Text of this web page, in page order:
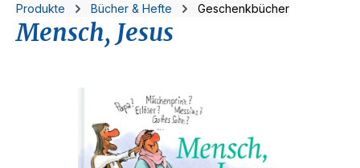
Produkte Bücher & Hefte Geschenkbücher
Mensch, Jesus
Bildergalerie überspringen